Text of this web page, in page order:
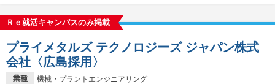
Ｒｅ就活キャンパスのみ掲載
業種
機械・プラントエンジニアリング
プライメタルズ テクノロジーズ ジャパン株式
会社〈広島採用〉